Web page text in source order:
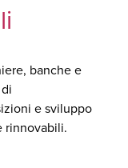
banche e
e sviluppo
rinnovabili.